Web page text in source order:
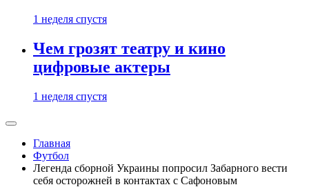
1 неделя спустя
Чем грозят театру и кино
цифровые актеры
1 неделя спустя
Главная
Футбол
Легенда сборной Украины попросил Забарного вести
себя осторожней в контактах с Сафоновым